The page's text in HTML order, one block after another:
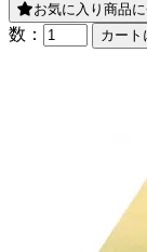
お気に入り商品
数：